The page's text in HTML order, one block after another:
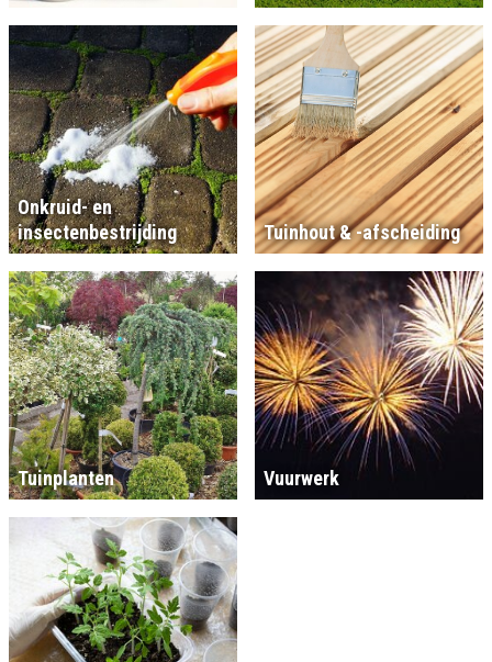
Onkruid- en
insectenbestrijding
Tuinhout & -afscheiding
Tuinplanten Vuurwerk